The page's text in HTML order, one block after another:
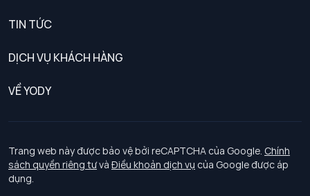
TIN TỨC
DỊCH VỤ KHÁCH HÀNG
Chính sách khách hàng thân thiết
Chính sách bảo vệ dữ liệu cá nhân
Chính sách thanh toán, giao nhận
VỀ YODY
Tuyển dụng
Trang web này được bảo vệ bởi reCAPTCHA của Google. Chính
sách quyền riêng tưvà Điều khoản dịch vụ của Google được áp
dụng.